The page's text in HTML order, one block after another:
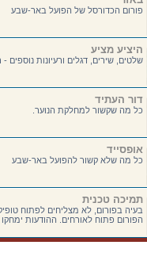
פורום הכדורסל של הפועל באר-שבע
היציע מציע
שלטים, שירים, דגלים ורעיונות נוספים -
דור העתיד
כל מה שקשור למחלקת הנוער.
אופסייד
כל מה שלא קשור להפועל באר-שבע
תמיכה טכנית
בעיה בפורום, לא מצליחים לפתוח
הפורום פתוח לאורחים. ההודעות ימחקו